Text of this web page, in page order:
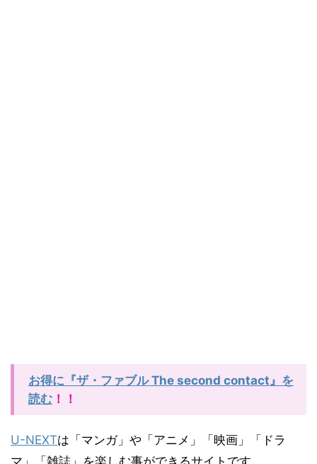
お得に『ザ・ファブル The second contact』を
読む ！！
U-NEXTは「マンガ」や「アニメ」「映画」「ドラ